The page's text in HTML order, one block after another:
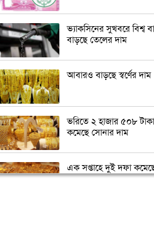
ভ্যাকসিনের সুখবরে বিশ্ব
বাড়ছে তেলের দাম
আবারও বাড়ছে স্বর্ণের দাম
ভরিতে ২ হাজার ৫০৮ টাকা
কমেছে সোনার দাম
এক সপ্তাহে দুই দফা
স্বর্ণের দাম